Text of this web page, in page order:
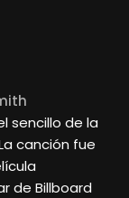
sencillo de la
canción fue
de Billboard